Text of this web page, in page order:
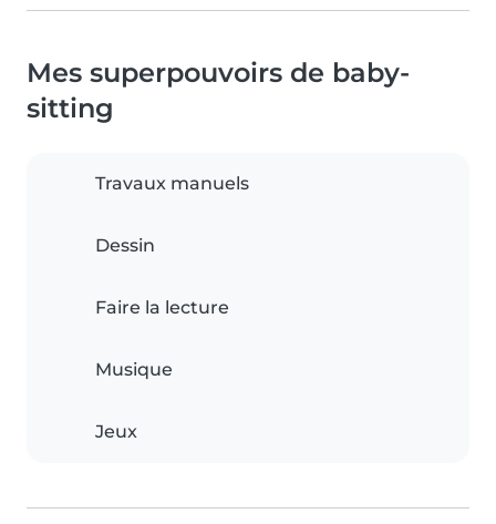
Mes superpouvoirs de baby-
sitting
Travaux manuels
Dessin
Faire la lecture
Musique
Jeux